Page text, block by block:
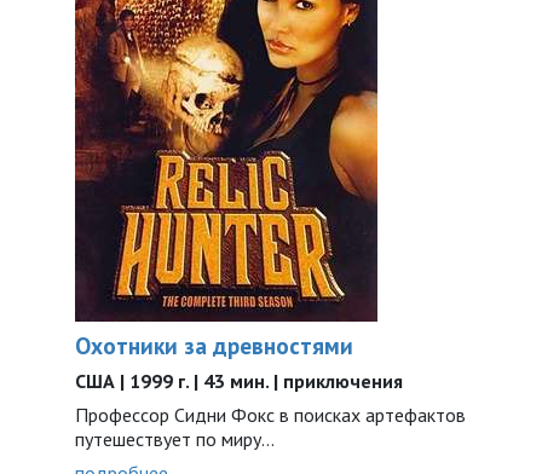
Охотники за древностями
США | 1999 г. | 43 мин. | приключения
Профессор Сидни Фокс в поисках артефактов
путешествует по миру...